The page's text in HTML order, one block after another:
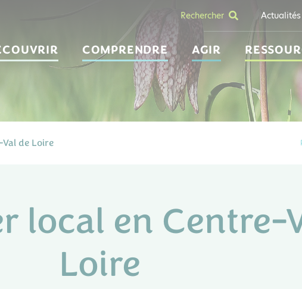
Rechercher Actualités
COMPRENDRE AGIR
de Loire
local en Centre-
Loire